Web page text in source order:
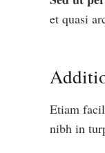
et quasi
Etiam
nibh in